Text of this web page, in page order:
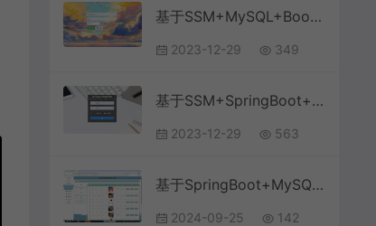
基于SSM+MySQL+Bootstrap的高校校园招聘系统
2023-12-29 349
基于SSM+SpringBoot+MySQL+Vue前后端分离的高校教务教学课程管理系统
2023-12-29 563
基于SpringBoot+MySQL+Vue.js的高校自习室预约系统的设计与实现(附论文)
2024-09-25 142